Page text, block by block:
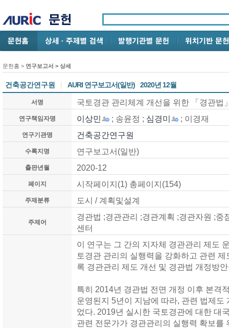
문헌홈 > 연구보고서 > 상세
건축공간연구원 | AURI 연구보고서(일반) 2020년 12월
서명 국토경관 관리체계 개선을 위한 「경관법
연구책임자명 이상민 ; 송윤정 ; 심경미 ; 이경재
연구기관명 건축공간연구원
수록지명 연구보고서(일반)
출판년월 2020-12
페이지 시작페이지(1) 총페이지(154)
주제분류 도시 / 계획및설계
주제어
경관법 ;경관관리 ;경관계획 ;경관자원 ;중
센터
이 연구는 그 간의 지자체 경관관리 제도
토경관 관리의 실행력을 강화하고 관련
록 경관관리 제도 개선 및 경관법 개정방
특히 2014년 경관법 전면 개정 이후 본격
운영된지 5년이 지남에 따라, 관련 법제도
었다. 2019년 실시한 국토경관에 대한 대
관련 전문가가 경관관리의 실행력 확보를